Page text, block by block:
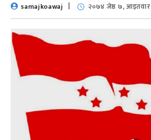
samajkoawaj
२०७४ जेष्ठ ७, आइतवार